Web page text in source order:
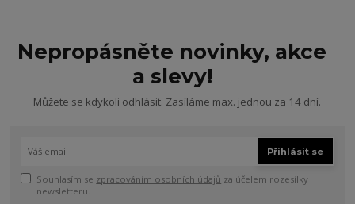
Nepropásněte novinky, akce
a slevy!
Můžete se kdykoli odhlásit. Zasíláme max. jednou za 14 dní.
Přihlásit se
Souhlasím se zpracováním osobních údajů za účelem rozesílky
newsletteru.